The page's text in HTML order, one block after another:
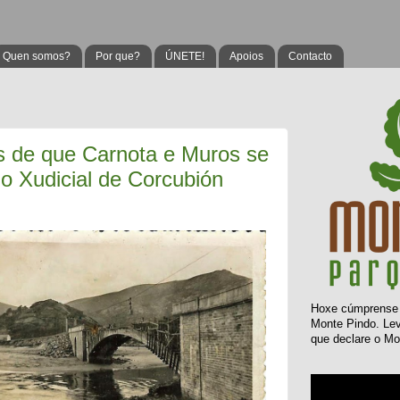
Quen somos? Por que? ÚNETE! Apoios Contacto
de que Carnota e Muros se
Xudicial de Corcubión
Hoxe
Monte Pindo.
que declare o